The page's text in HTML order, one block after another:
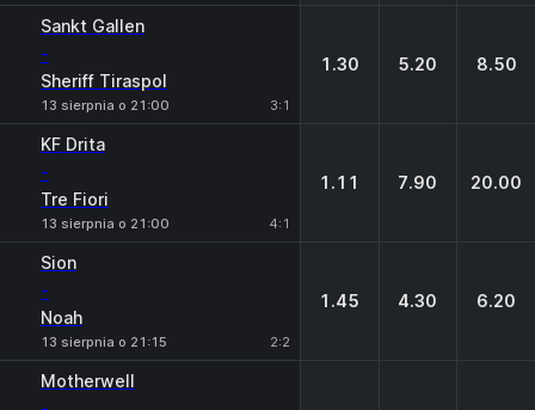
Sankt Gallen
-
Sheriff Tiraspol
13 sierpnia o 21:00 3:1
1.30 5.20 8.50
KF Drita
-
Tre Fiori
13 sierpnia o 21:00 4:1
1.11 7.90 20.00
Sion
-
Noah
13 sierpnia o 21:15 2:2
1.45 4.30 6.20
Motherwell